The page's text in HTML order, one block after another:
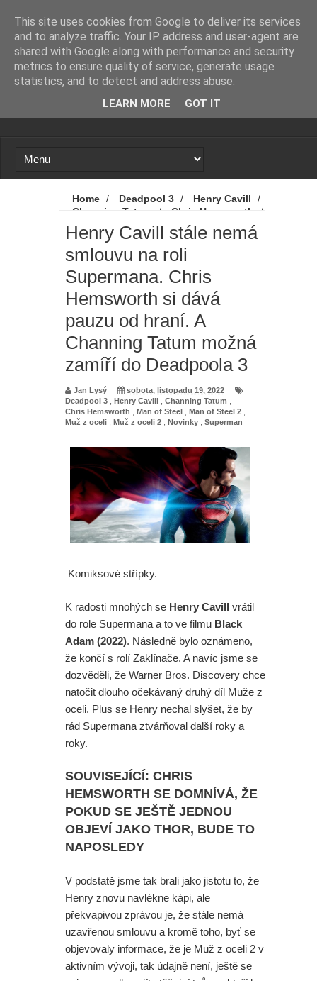
Loading...
Home / Deadpool 3 / Henry Cavill
/
Channing Tatum
/ Chris Hemsworth
/
Man of Steel
Man of Steel 2
Muž
z oceli / Muž z oceli 2 / Novinky /
Superman /
Henry Cavill stále nemá
smlouvu na roli Supermana. Chris
Hemsworth si dává pauzu od hraní. A
Channing Tatum možná zamíří do
Deadpoola 3
Henry Cavill stále nemá
smlouvu na roli
Supermana. Chris
Hemsworth si dává
pauzu od hraní. A
Channing Tatum možná
zamíří do Deadpoola 3
Jan Lysý
sobota, listopadu 19, 2022
Deadpool 3
Henry Cavill Channing Tatum
Chris Hemsworth
Man of Steel Man of Steel 2
Muž z oceli
Muž z oceli 2 Novinky Superman
Komiksové střípky.
K radosti mnohých se Henry Cavill vrátil
do role Supermana a to ve filmu Black
Adam (2022). Následně bylo oznámeno,
že končí s rolí Zaklínače. A navíc jsme se
dozvěděli, že Warner Bros. Discovery chce
natočit dlouho očekávaný druhý díl Muže z
oceli. Plus se Henry nechal slyšet, že by
rád Supermana ztvárňoval další roky a
roky.
SOUVISEJÍCÍ: CHRIS
HEMSWORTH SE DOMNÍVÁ, ŽE
POKUD SE JEŠTĚ JEDNOU
OBJEVÍ JAKO THOR, BUDE TO
NAPOSLEDY
V podstatě jsme tak brali jako jistotu to, že
Henry znovu navlékne kápi, ale
překvapivou zprávou je, že stále nemá
uzavřenou smlouvu a kromě toho, byť se
objevovaly informace, že je Muž z oceli 2 v
aktivním vývoji, tak údajně není, ještě se
This site uses cookies from Google to deliver its services
and to analyze traffic. Your IP address and user-agent are
shared with Google along with performance and security
metrics to ensure quality of service, generate usage
statistics, and to detect and address abuse.
LEARN MORE GOT IT